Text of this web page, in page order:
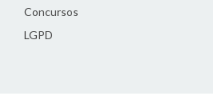
Concursos
LGPD